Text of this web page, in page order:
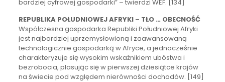
bardziej cyfrowej gospodarki” – twierdzi WEF. [134]
REPUBLIKA POŁUDNIOWEJ AFRYKI – TŁO … OBECNOŚĆ
Współczesna gospodarka Republiki Południowej Afryki
jest najbardziej uprzemysłowioną i zaawansowaną
technologicznie gospodarką w Afryce, a jednocześnie
charakteryzuje się wysokim wskaźnikiem ubóstwa i
bezrobocia, plasując się w pierwszej dziesiątce krajów
na świecie pod względem nierówności dochodów. [149]